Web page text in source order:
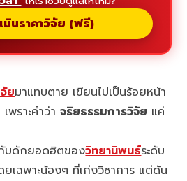
มินราคาวิจัย (ฟรี)
ยมาแทบตาย เขียนไปเป็นร้อยหน้า
พราะคำว่าจริยธรรมการวิจัย แค่
บดักยอดฮิตของวิทยานิพนธ์ระดับ
ยเฉพาะน้องๆ ที่เก่งวิชาการ แต่ดัน